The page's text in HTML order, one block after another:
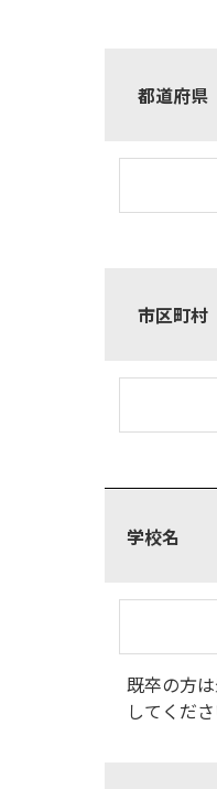
都道府県
市区町
学校名
既卒の方
してくだ